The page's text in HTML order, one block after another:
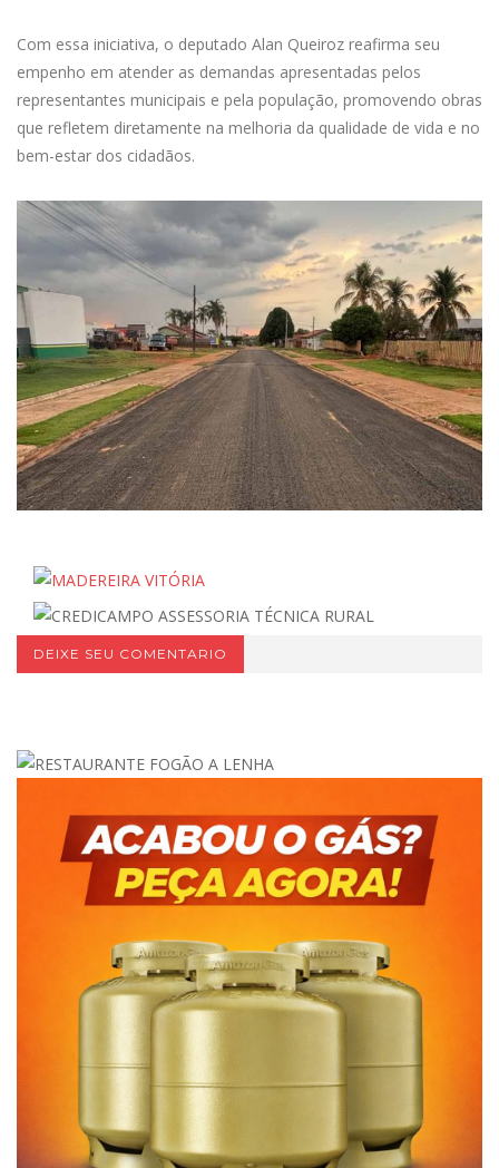
Com essa iniciativa, o deputado Alan Queiroz reafirma seu
empenho em atender as demandas apresentadas pelos
representantes municipais e pela população, promovendo obras
que refletem diretamente na melhoria da qualidade de vida e no
bem-estar dos cidadãos.
DEIXE SEU COMENTARIO